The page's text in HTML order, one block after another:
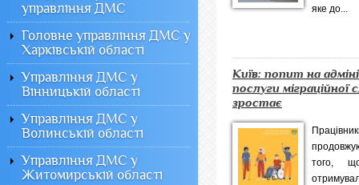
яке до...
Київ: попит на
послуги міграційної
зростає
того,
управління ДМС
Головне управління ДМС у
Харківській області
Управління ДМС у
Вінницькій області
Управління ДМС у
Волинській області
Управління ДМС у
Житомирській області